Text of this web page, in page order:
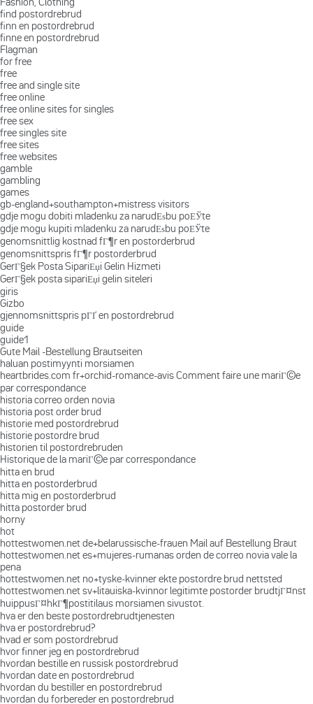
find postordrebrud
finn en postordrebrud
finne en postordrebrud
Flagman
for free
free
free and single site
free online
free online sites for singles
free sex
free singles site
free sites
free websites
gamble
gambling
games
gb-england+southampton+mistress visitors
gdje mogu dobiti mladenku za narudЕѕbu poЕЎte
gdje mogu kupiti mladenku za narudЕѕbu poЕЎte
genomsnittlig kostnad fГ¶r en postorderbrud
genomsnittspris fГ¶r postorderbrud
GerГ§ek Posta SipariЕџi Gelin Hizmeti
GerГ§ek posta sipariЕџi gelin siteleri
giris
Gizbo
gjennomsnittspris pГҐ en postordrebrud
guide
guide1
Gute Mail -Bestellung Brautseiten
haluan postimyynti morsiamen
heartbrides.com fr+orchid-romance-avis Comment faire une mariГ©e
par correspondance
historia correo orden novia
historia post order brud
historie med postordrebrud
historie postordre brud
historien til postordrebruden
Historique de la mariГ©e par correspondance
hitta en brud
hitta en postorderbrud
hitta mig en postorderbrud
hitta postorder brud
horny
hot
hottestwomen.net de+belarussische-frauen Mail auf Bestellung Braut
hottestwomen.net es+mujeres-rumanas orden de correo novia vale la
pena
hottestwomen.net no+tyske-kvinner ekte postordre brud nettsted
hottestwomen.net sv+litauiska-kvinnor legitimte postorder brudtjГ¤nst
huippusГ¤hkГ¶postitilaus morsiamen sivustot.
hva er den beste postordrebrudtjenesten
hva er postordrebrud?
hvad er som postordrebrud
hvor finner jeg en postordrebrud
hvordan bestille en russisk postordrebrud
hvordan date en postordrebrud
hvordan du bestiller en postordrebrud
hvordan du forbereder en postordrebrud